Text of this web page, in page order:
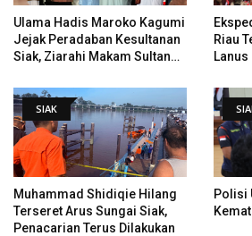
Ulama Hadis Maroko Kagumi
Jejak Peradaban Kesultanan
Siak, Ziarahi Makam Sultan
Riau
Lanus
SIAK
Muhammad Shidiqie Hilang
Terseret Arus Sungai Siak,
Penacarian Terus Dilakukan
Polisi